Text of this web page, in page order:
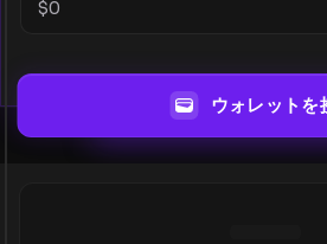
$0
ウォレットを